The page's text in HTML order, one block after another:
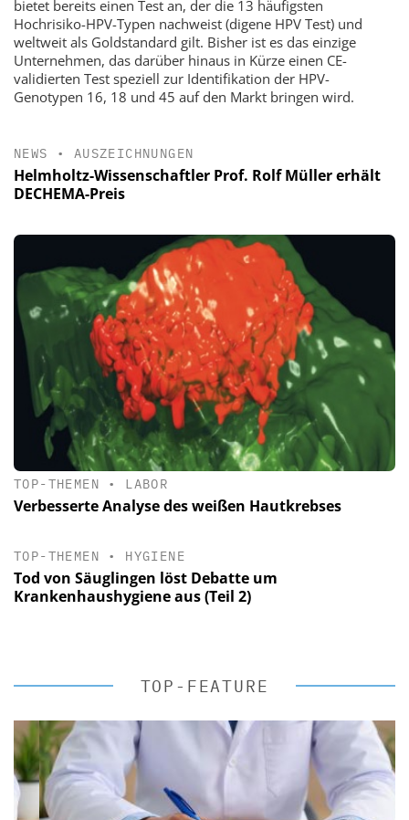
bietet bereits einen Test an, der die 13 häufigsten
Hochrisiko-HPV-Typen nachweist (digene HPV Test) und
weltweit als Goldstandard gilt. Bisher ist es das einzige
Unternehmen, das darüber hinaus in Kürze einen CE-
validierten Test speziell zur Identifikation der HPV-
Genotypen 16, 18 und 45 auf den Markt bringen wird.
NEWS • AUSZEICHNUNGEN
Helmholtz-Wissenschaftler Prof. Rolf Müller erhält
DECHEMA-Preis
TOP-THEMEN • LABOR
Verbesserte Analyse des weißen Hautkrebses
TOP-THEMEN • HYGIENE
Tod von Säuglingen löst Debatte um
Krankenhaushygiene aus (Teil 2)
TOP-FEATURE